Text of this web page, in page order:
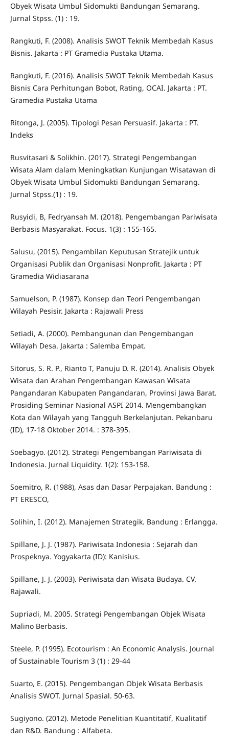
Obyek Wisata Umbul Sidomukti Bandungan Semarang.
Jurnal Stpss. (1) : 19.
Rangkuti, F. (2008). Analisis SWOT Teknik Membedah Kasus
Bisnis. Jakarta : PT Gramedia Pustaka Utama.
Rangkuti, F. (2016). Analisis SWOT Teknik Membedah Kasus
Bisnis Cara Perhitungan Bobot, Rating, OCAI. Jakarta : PT.
Gramedia Pustaka Utama
Ritonga, J. (2005). Tipologi Pesan Persuasif. Jakarta : PT.
Indeks
Rusvitasari & Solikhin. (2017). Strategi Pengembangan
Wisata Alam dalam Meningkatkan Kunjungan Wisatawan di
Obyek Wisata Umbul Sidomukti Bandungan Semarang.
Jurnal Stpss.(1) : 19.
Rusyidi, B, Fedryansah M. (2018). Pengembangan Pariwisata
Berbasis Masyarakat. Focus. 1(3) : 155-165.
Salusu, (2015). Pengambilan Keputusan Stratejik untuk
Organisasi Publik dan Organisasi Nonprofit. Jakarta : PT
Gramedia Widiasarana
Samuelson, P. (1987). Konsep dan Teori Pengembangan
Wilayah Pesisir. Jakarta : Rajawali Press
Setiadi, A. (2000). Pembangunan dan Pengembangan
Wilayah Desa. Jakarta : Salemba Empat.
Sitorus, S. R. P., Rianto T, Panuju D. R. (2014). Analisis Obyek
Wisata dan Arahan Pengembangan Kawasan Wisata
Pangandaran Kabupaten Pangandaran, Provinsi Jawa Barat.
Prosiding Seminar Nasional ASPI 2014. Mengembangkan
Kota dan Wilayah yang Tangguh Berkelanjutan. Pekanbaru
(ID), 17-18 Oktober 2014. : 378-395.
Soebagyo. (2012). Strategi Pengembangan Pariwisata di
Indonesia. Jurnal Liquidity. 1(2): 153-158.
Soemitro, R. (1988), Asas dan Dasar Perpajakan. Bandung :
PT ERESCO,
Solihin, I. (2012). Manajemen Strategik. Bandung : Erlangga.
Spillane, J. J. (1987). Pariwisata Indonesia : Sejarah dan
Prospeknya. Yogyakarta (ID): Kanisius.
Spillane, J. J. (2003). Periwisata dan Wisata Budaya. CV.
Rajawali.
Supriadi, M. 2005. Strategi Pengembangan Objek Wisata
Malino Berbasis.
Steele, P. (1995). Ecotourism : An Economic Analysis. Journal
of Sustainable Tourism 3 (1) : 29-44
Suarto, E. (2015). Pengembangan Objek Wisata Berbasis
Analisis SWOT. Jurnal Spasial. 50-63.
Sugiyono. (2012). Metode Penelitian Kuantitatif, Kualitatif
dan R&D. Bandung : Alfabeta.